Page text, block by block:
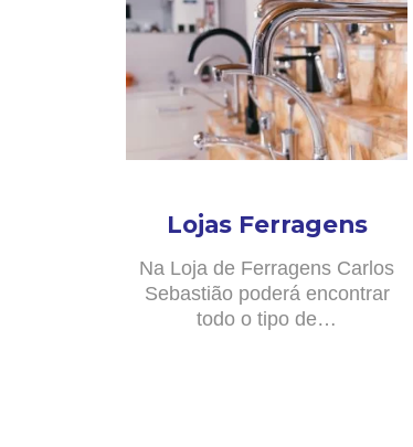
Lojas Ferragens
Na Loja de Ferragens Carlos
Sebastião poderá encontrar
todo o tipo de…